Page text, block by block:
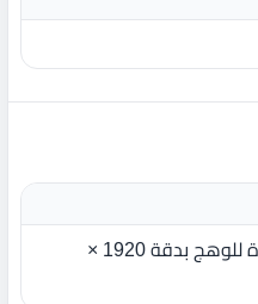
- شاشه 17.3بوصة LED مضادة للوهج بدقة 1920 ×